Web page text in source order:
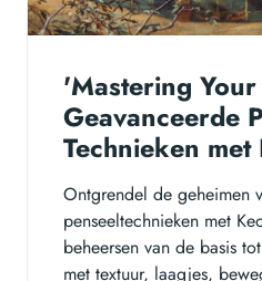
'Mastering
Geavanceerde
Technieken met
Ontgrendel de geheimen
penseeltechnieken met
beheersen van de basis
met textuur, laagjes,